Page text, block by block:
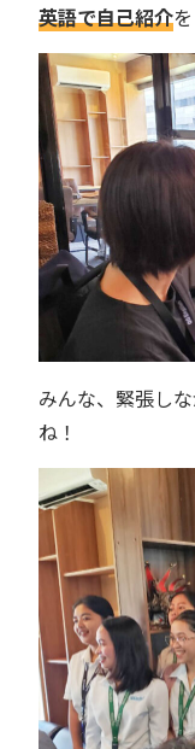
英語で自己紹介
みんな、緊張し
ね！